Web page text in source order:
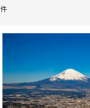
件